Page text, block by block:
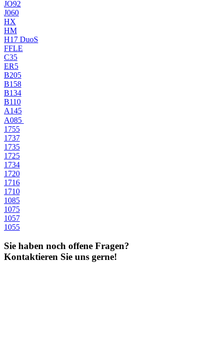
JO92
J060
HX
HM
H17 DuoS
FFLE
C35
ER5
B205
B158
B134
B110
A145
A085
1755
1737
1735
1725
1734
1720
1716
1710
1085
1075
1057
1055
Sie haben noch offene Fragen?
Kontaktieren Sie uns gerne!